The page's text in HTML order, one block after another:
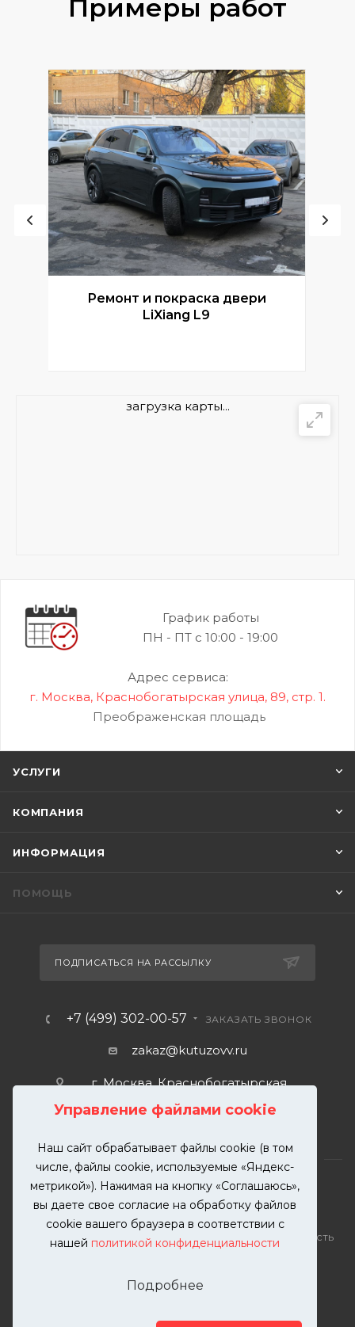
Управление файлами cookie
Наш сайт обрабатывает файлы cookie (в том
числе, файлы cookie, используемые «Яндекс-
метрикой»). Нажимая на кнопку «Соглашаюсь»,
вы даете свое согласие на обработку файлов
cookie вашего браузера в соответствии с
нашей политикой конфиденциальности
Подробнее
Примеры работ
Ремонт и покраска двери
LiXiang L9
загрузка карты...
График работы
ПН - ПТ с 10:00 - 19:00
Адрес сервиса:
г. Москва, Краснобогатырская улица, 89, стр. 1.
Преображенская площадь
УСЛУГИ
КОМПАНИЯ
ИНФОРМАЦИЯ
ПОМОЩЬ
ПОДПИСАТЬСЯ НА РАССЫЛКУ
+7 (499) 302-00-57 ЗАКАЗАТЬ ЗВОНОК
zakaz@kutuzovv.ru
г. Москва, Краснобогатырская
2026 © KUTUZOVV | Кузовной ремонт и покраска
автомобилей. Вся информация на сайте – собственность
разрешения запрещена. Все права защищены.
Телефон: 8(499)-302-00-57